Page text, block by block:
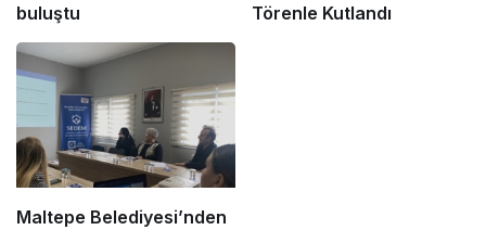
buluştu
Törenle Kutlandı
Maltepe Belediyesi’nden